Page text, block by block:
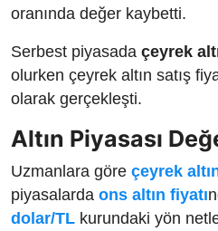
oranında değer kaybetti.
Serbest piyasada çeyrek
olurken çeyrek altın satış
olarak gerçekleşti.
Altın Piyasası
Uzmanlara göre çeyrek
piyasalarda ons altın fiyatı
dolar/TL kurundaki yön